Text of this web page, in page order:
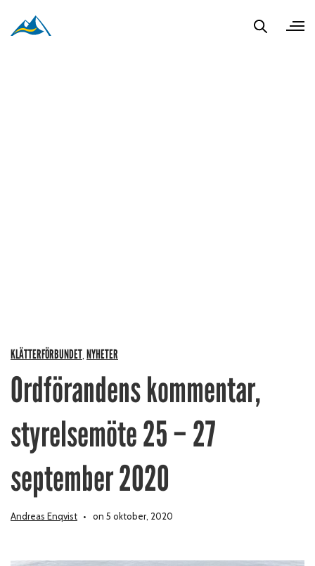
KLÄTTERFÖRBUNDET, NYHETER
Ordförandens kommentar,
styrelsemöte 25 – 27
september 2020
Andreas Enqvist on 5 oktober, 2020